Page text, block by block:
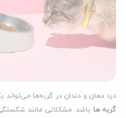
درد دهان و دندان در گربه‌ها می‌تواند
گربه ها باشد. مشکلاتی مانند